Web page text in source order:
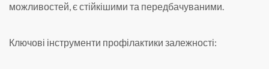
можливостей, є стійкішими та передбачуваними.
Ключові інструменти профілактики залежності: